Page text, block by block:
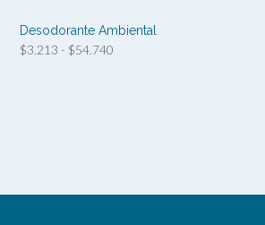
$24.990
Desodorante Ambiental
$3.213 - $54.740